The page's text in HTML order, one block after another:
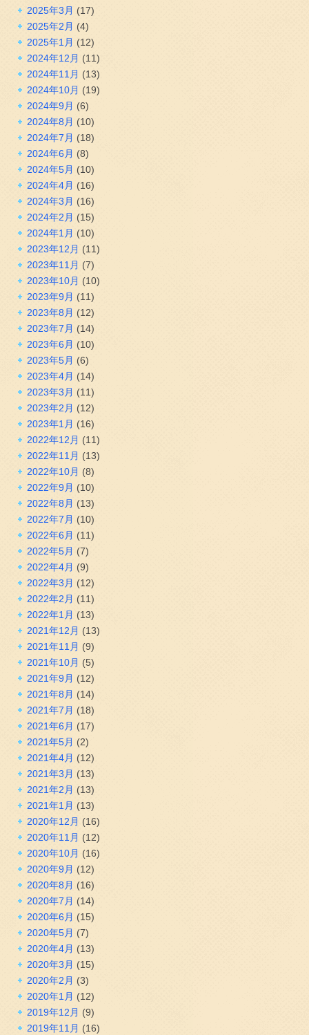
2025年3月 (17)
2025年2月 (4)
2025年1月 (12)
2024年12月 (11)
2024年11月 (13)
2024年10月 (19)
2024年9月 (6)
2024年8月 (10)
2024年7月 (18)
2024年6月 (8)
2024年5月 (10)
2024年4月 (16)
2024年3月 (16)
2024年2月 (15)
2024年1月 (10)
2023年12月 (11)
2023年11月 (7)
2023年10月 (10)
2023年9月 (11)
2023年8月 (12)
2023年7月 (14)
2023年6月 (10)
2023年5月 (6)
2023年4月 (14)
2023年3月 (11)
2023年2月 (12)
2023年1月 (16)
2022年12月 (11)
2022年11月 (13)
2022年10月 (8)
2022年9月 (10)
2022年8月 (13)
2022年7月 (10)
2022年6月 (11)
2022年5月 (7)
2022年4月 (9)
2022年3月 (12)
2022年2月 (11)
2022年1月 (13)
2021年12月 (13)
2021年11月 (9)
2021年10月 (5)
2021年9月 (12)
2021年8月 (14)
2021年7月 (18)
2021年6月 (17)
2021年5月 (2)
2021年4月 (12)
2021年3月 (13)
2021年2月 (13)
2021年1月 (13)
2020年12月 (16)
2020年11月 (12)
2020年10月 (16)
2020年9月 (12)
2020年8月 (16)
2020年7月 (14)
2020年6月 (15)
2020年5月 (7)
2020年4月 (13)
2020年3月 (15)
2020年2月 (3)
2020年1月 (12)
2019年12月 (9)
2019年11月 (16)